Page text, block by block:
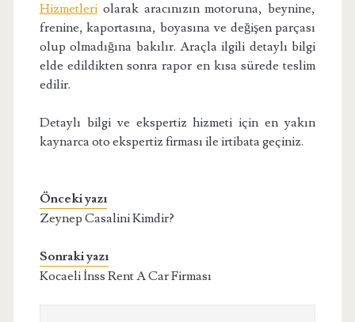
Hizmetleriolarak aracınızın motoruna, beynine,
frenine, kaportasına, boyasına ve değişen parçası
olup olmadığına bakılır. Araçla ilgili detaylı bilgi
elde edildikten sonra rapor en kısa sürede teslim
edilir.
Detaylı bilgi ve ekspertiz hizmeti için en yakın
kaynarca oto ekspertiz firması ile irtibata geçiniz.
Önceki yazı
Zeynep Casalini Kimdir?
Sonraki yazı
Kocaeli İnss Rent A Car Firması